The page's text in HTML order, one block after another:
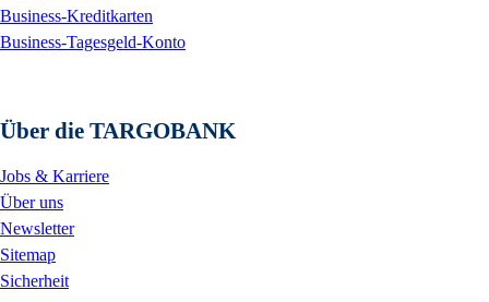
Business-Kreditkarten
Business-Tagesgeld-Konto
Über die TARGOBANK
Jobs & Karriere
Über uns
Newsletter
Sitemap
Sicherheit